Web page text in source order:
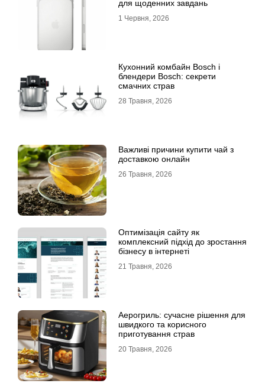
для щоденних завдань
1 Червня, 2026
Кухонний комбайн Bosch і
блендери Bosch: секрети
смачних страв
28 Травня, 2026
Важливі причини купити чай з
доставкою онлайн
26 Травня, 2026
Оптимізація сайту як
комплексний підхід до зростання
бізнесу в інтернеті
21 Травня, 2026
Аерогриль: сучасне рішення для
швидкого та корисного
приготування страв
20 Травня, 2026